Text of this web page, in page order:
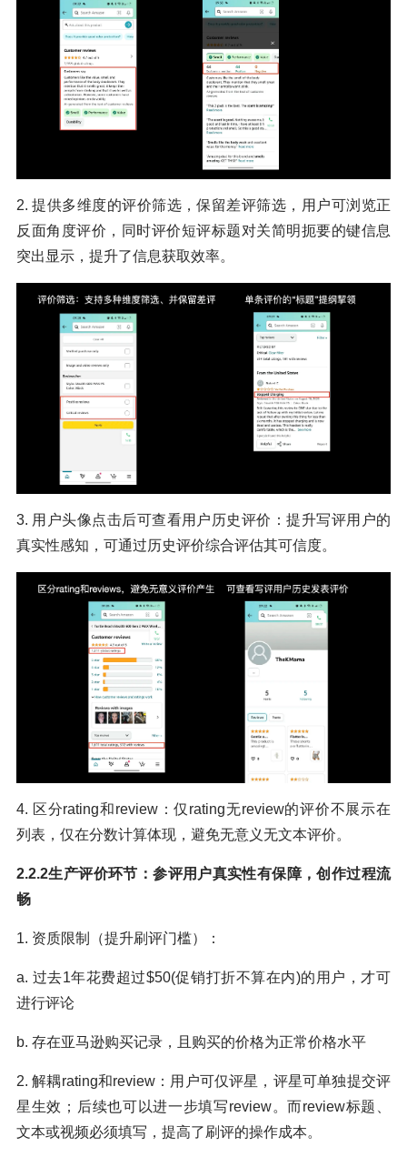
2. 提供多维度的评价筛选，保留差评筛选，用户可浏览正
反面角度评价，同时评价短评标题对关简明扼要的键信息
突出显示，提升了信息获取效率。
3. 用户头像点击后可查看用户历史评价：提升写评用户的
真实性感知，可通过历史评价综合评估其可信度。
4. 区分rating和review：仅rating无review的评价不展示在
列表，仅在分数计算体现，避免无意义无文本评价。
2.2.2生产评价环节：参评用户真实性有保障，创作过程流
畅
1. 资质限制（提升刷评门槛）：
a. 过去1年花费超过$50(促销打折不算在内)的用户，才可
进行评论
b. 存在亚马逊购买记录，且购买的价格为正常价格水平
2. 解耦rating和review：用户可仅评星，评星可单独提交评
星生效；后续也可以进一步填写review。而review标题、
文本或视频必须填写，提高了刷评的操作成本。